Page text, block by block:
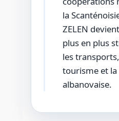
la
ZELEN
plus en plus
les
tourisme et
albanovaise.